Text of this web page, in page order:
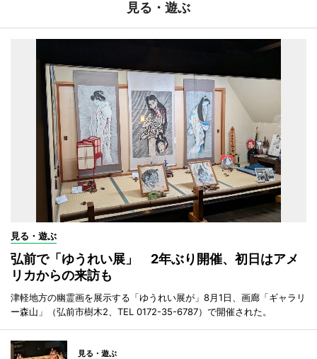
見る・遊ぶ
見る・遊ぶ
弘前で「ゆうれい展」 2年ぶり開催、初日はアメ
リカからの来訪も
津軽地方の幽霊画を展示する「ゆうれい展が」8月1日、画廊「ギャラリ
ー森山」（弘前市樹木2、TEL 0172-35-6787）で開催された。
見る・遊ぶ